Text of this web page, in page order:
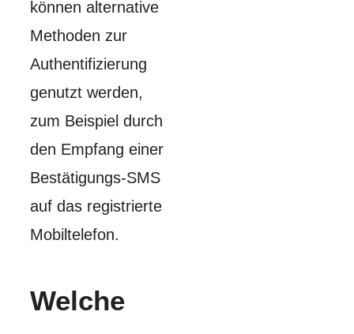
können alternative
Methoden zur
Authentifizierung
genutzt werden,
zum Beispiel durch
den Empfang einer
Bestätigungs-SMS
auf das registrierte
Mobiltelefon.
Welche